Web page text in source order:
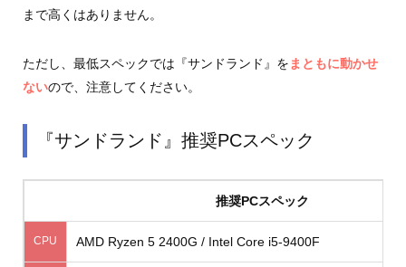
まで高くはありません。
ただし、最低スペックでは『サンドランド』を まともに動かせ
ないので、注意してください。
『サンドランド』推奨PCスペック
推奨PCスペック
CPU AMD Ryzen 5 2400G / Intel Core i5-9400F